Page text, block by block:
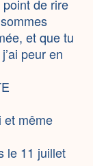
point de rire
et que tu
peur en
et même
le 11 juillet